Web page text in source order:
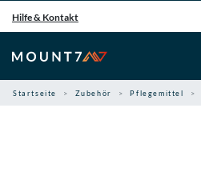
Inhalt
springen
Hilfe & Kontakt
Startseite Zubehör Pflegemittel